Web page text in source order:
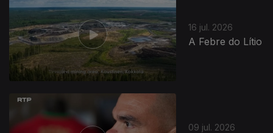
16 jul. 2026
A Febre do Lítio
09 jul. 2026